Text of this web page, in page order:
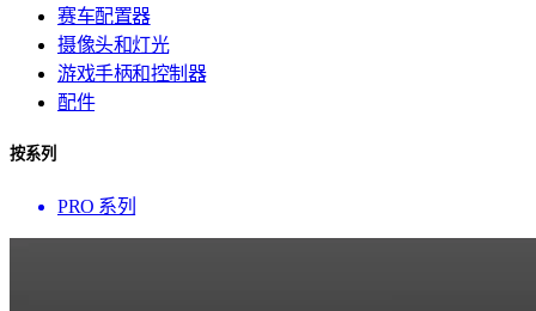
赛车配置器
摄像头和灯光
游戏手柄和控制器
配件
按系列
PRO 系列